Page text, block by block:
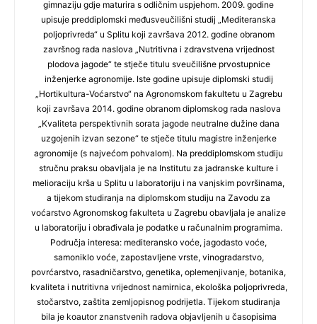
gimnaziju gdje maturira s odličnim uspjehom. 2009. godine
upisuje preddiplomski međusveučilišni studij „Mediteranska
poljoprivreda“ u Splitu koji završava 2012. godine obranom
završnog rada naslova „Nutritivna i zdravstvena vrijednost
plodova jagode“ te stječe titulu sveučilišne prvostupnice
inženjerke agronomije. Iste godine upisuje diplomski studij
„Hortikultura-Voćarstvo“ na Agronomskom fakultetu u Zagrebu
koji završava 2014. godine obranom diplomskog rada naslova
„Kvaliteta perspektivnih sorata jagode neutralne dužine dana
uzgojenih izvan sezone“ te stječe titulu magistre inženjerke
agronomije (s najvećom pohvalom). Na preddiplomskom studiju
stručnu praksu obavljala je na Institutu za jadranske kulture i
melioraciju krša u Splitu u laboratoriju i na vanjskim površinama,
a tijekom studiranja na diplomskom studiju na Zavodu za
voćarstvo Agronomskog fakulteta u Zagrebu obavljala je analize
u laboratoriju i obrađivala je podatke u računalnim programima.
Područja interesa: mediteransko voće, jagodasto voće,
samoniklo voće, zapostavljene vrste, vinogradarstvo,
povrćarstvo, rasadničarstvo, genetika, oplemenjivanje, botanika,
kvaliteta i nutritivna vrijednost namirnica, ekološka poljoprivreda,
stočarstvo, zaštita zemljopisnog podrijetla. Tijekom studiranja
bila je koautor znanstvenih radova objavljenih u časopisima